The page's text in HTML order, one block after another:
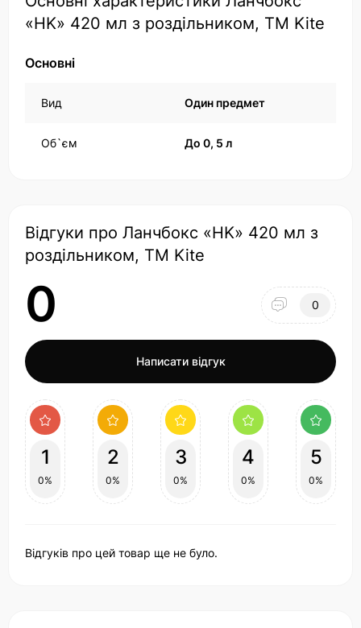
«HK» 420 мл з роздільником, TM Kite
Основні
Вид Один предмет
Об`єм До 0, 5 л
Відгуки про Ланчбокс «HK» 420 мл з
роздільником, TM Kite
0 0
Написати відгук
1
0%
2
0%
3
0%
4
0%
5
0%
Відгуків про цей товар ще не було.